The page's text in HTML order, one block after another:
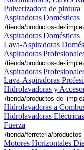
Pulverizadora de pintura
Aspiradoras Domésticas
Aspiradoras Domésticas
Lava-Aspiradoras
Aspiradoras
Aspiradoras
Lava-Aspiradoras
Hidrolavadoras y
Hidrolavadoras a
Hidrolavadoras Eléctricas
Fuerza
Motores Horizontales